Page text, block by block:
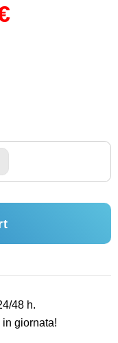
48 h.
giornata!